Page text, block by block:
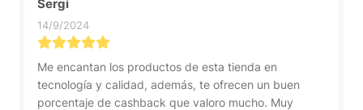
Sergi
14/9/2024
Me encantan los productos de esta tienda en
tecnología y calidad, además, te ofrecen un buen
porcentaje de cashback que valoro mucho. Muy